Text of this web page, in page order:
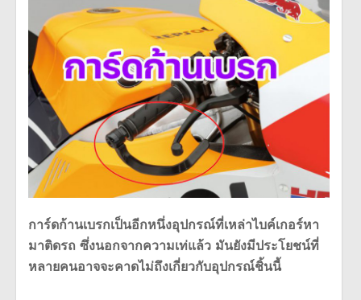
การ์ดก้านเบรกเป็นอีกหนึ่งอุปกรณ์ที่เหล่าไบค์เกอร์หา
มาติดรถ ซึ่งนอกจากความเท่แล้ว มันยังมีประโยชน์ที่
หลายคนอาจจะคาดไม่ถึงเกี่ยวกับอุปกรณ์ชิ้นนี้